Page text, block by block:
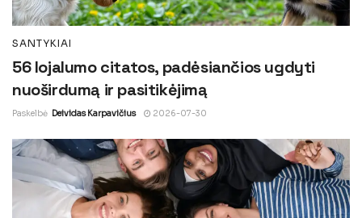
SANTYKIAI
56 lojalumo citatos, padėsiančios ugdyti
nuoširdumą ir pasitikėjimą
Paskelbė Deividas Karpavičius 2026-07-30